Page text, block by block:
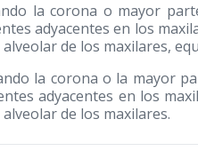
la corona o mayor
adyacentes en los
de los maxilares,
la corona o la mayor
adyacentes en los
de los maxilares.